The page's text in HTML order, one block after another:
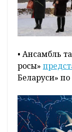
• Ансамбль
росы»
Беларуси»